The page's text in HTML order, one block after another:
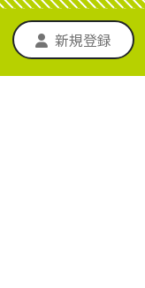
新規登録